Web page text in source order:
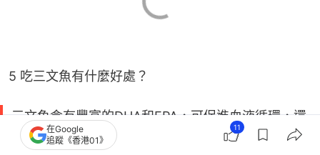
5 吃三文魚有什麼好處？
三文魚含有豐富的DHA和EPA，可促進血液循環，還
有提升免疫力的維他命D及提升美容效果的蝦青素。
在Google
追蹤《香港01》
11